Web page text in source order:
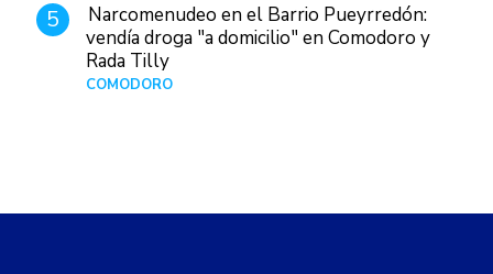
5
Narcomenudeo en el Barrio Pueyrredón:
vendía droga "a domicilio" en Comodoro y
Rada Tilly
COMODORO